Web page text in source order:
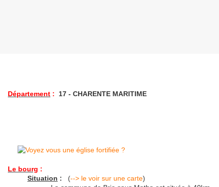
Département : 17 - CHARENTE MARITIME
Le bourg :
Situation : (--> le voir sur une carte)